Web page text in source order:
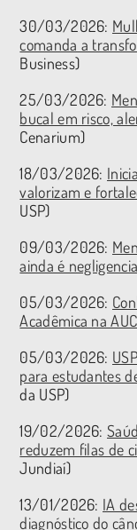
30/03/2026:
comanda a
Business)
25/03/2026:
bucal em risco,
Cenarium)
18/03/2026:
valorizam e
USP)
09/03/2026:
ainda é
05/03/2026:
Acadêmica na
05/03/2026:
para estudantes
da USP)
19/02/2026:
reduzem filas de
Jundiaí)
13/01/2026: IA
diagnóstico do